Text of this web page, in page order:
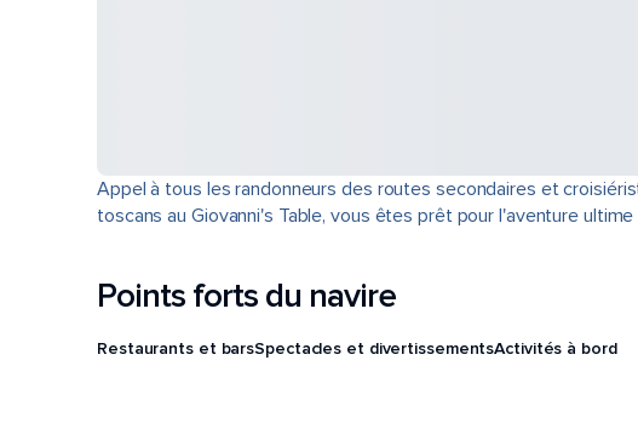
Appel à tous les randonneurs des routes secondaires et
toscans au Giovanni's Table, vous êtes prêt pour l'aventure
Points forts du navire
Restaurants et barsSpectacles et divertissementsActivités à bord